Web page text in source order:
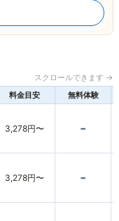
スクロールできます →
料金目安 無料体験
3,278円〜 -
3,278円〜 -